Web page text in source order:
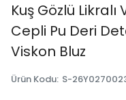
Kuş Gözlü
Cepli Pu Deri
Viskon Bluz
Ürün Kodu: S-